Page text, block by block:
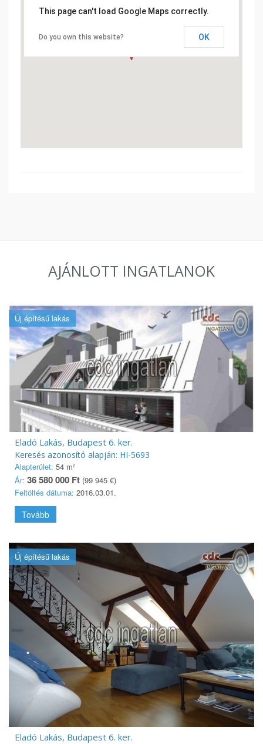
This page can't load Google Maps correctly.
Do you own this website? OK
AJÁNLOTT INGATLANOK
Új építésű lakás
Eladó Lakás, Budapest 6. ker.
Keresés azonosító alapján: HI-5693
Alapterület: 54 m²
Ár: 36 580 000 Ft (99 945 €)
Feltöltés dátuma: 2016.03.01.
Tovább
Új építésű lakás
Eladó Lakás, Budapest 6. ker.